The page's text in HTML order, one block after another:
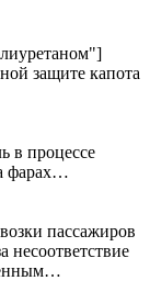
защите капота
в процессе
фарах…
пассажиров
несоответствие